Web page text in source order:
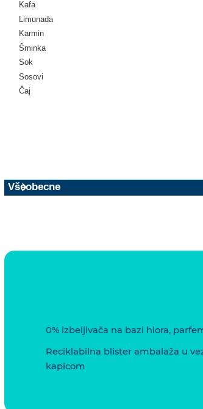
Kafa
Limunada
Karmin
Šminka
Sok
Sosovi
Čaj
Všeobecne
0% izbeljivača na bazi hlora,
Reciklabilna blister ambalaža u
kapicom